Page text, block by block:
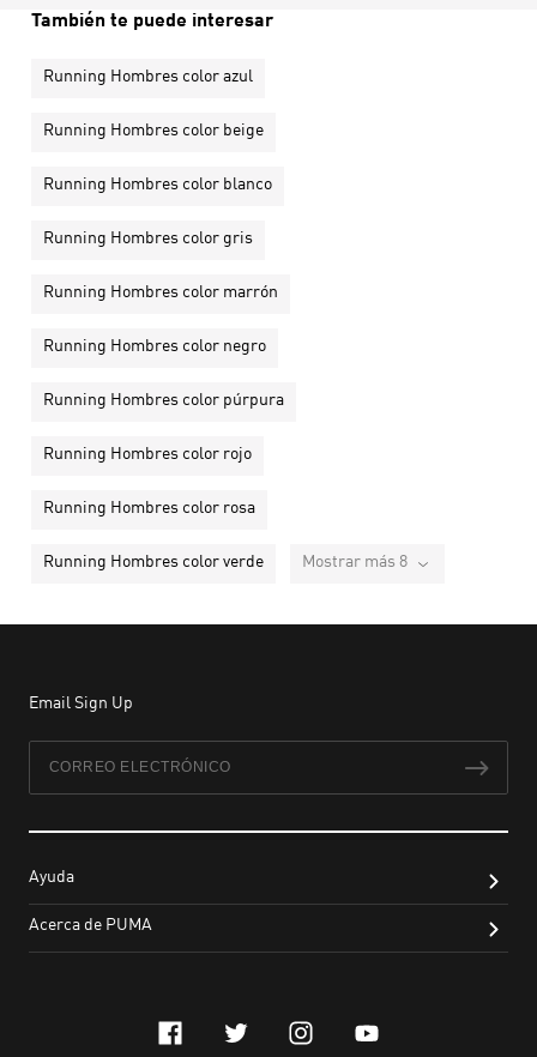
También te puede interesar
Running Hombres color azul
Running Hombres color beige
Running Hombres color blanco
Running Hombres color gris
Running Hombres color marrón
Running Hombres color negro
Running Hombres color púrpura
Running Hombres color rojo
Running Hombres color rosa
Running Hombres color verde Mostrar más 8